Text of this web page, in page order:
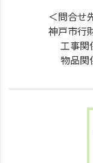
＜問合せ
神戸市行
工事関
物品関